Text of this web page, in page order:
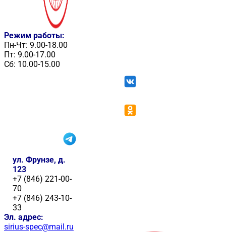
Режим работы:
Пн-Чт: 9.00-18.00
Пт: 9.00-17.00
Сб: 10.00-15.00
ул. Фрунзе, д.
123
+7 (846) 221-00-
70
+7 (846) 243-10-
33
Эл. адрес:
sirius-spec@mail.ru